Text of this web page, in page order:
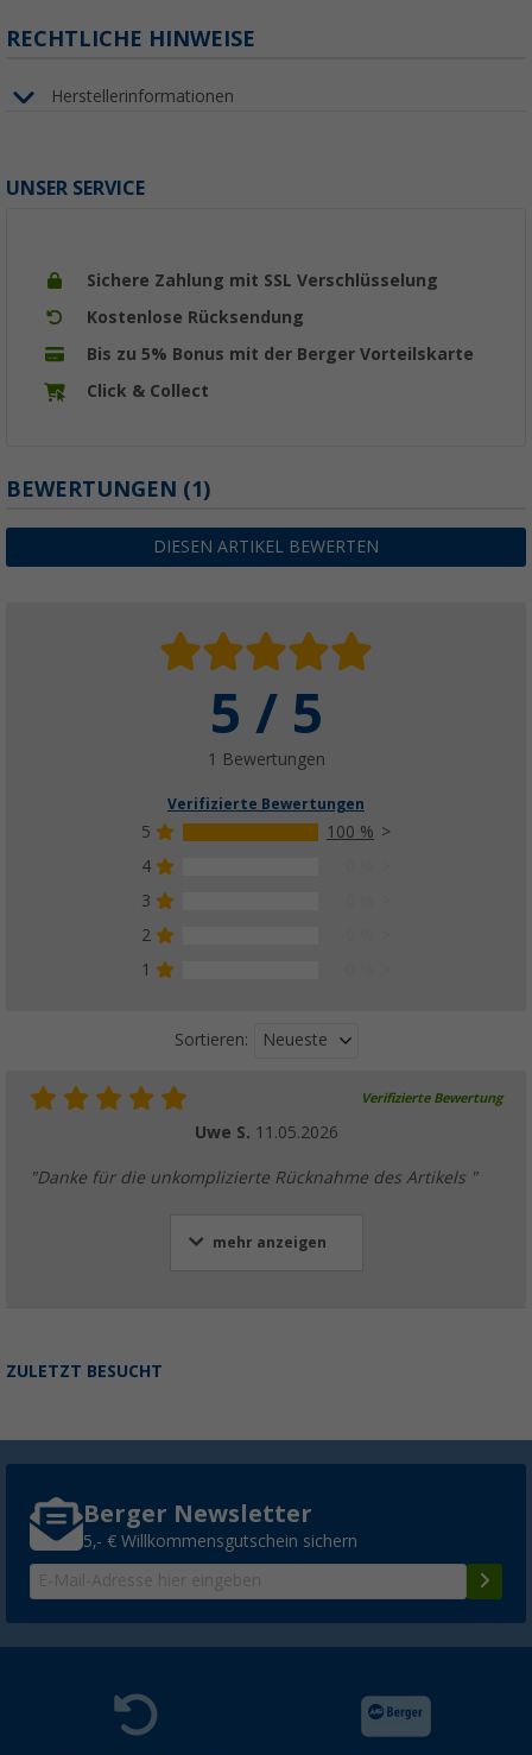
RECHTLICHE HINWEISE
Herstellerinformationen
UNSER SERVICE
Sichere Zahlung mit SSL Verschlüsselung
Kostenlose Rücksendung
Bis zu 5% Bonus mit der Berger Vorteilskarte
Click & Collect
BEWERTUNGEN (1)
DIESEN ARTIKEL BEWERTEN
5 / 5
1 Bewertungen
Verifizierte Bewertungen
5
100 %
4
3
2
1
Sortieren: Neueste
Verifizierte Bewertung
Uwe S. 11.05.2026
"Danke für die unkomplizierte Rücknahme des Artikels "
mehr anzeigen
ZULETZT BESUCHT
Berger Newsletter
5,- € Willkommensgutschein sichern